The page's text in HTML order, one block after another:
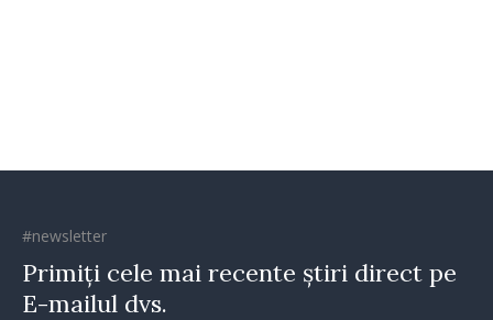
#newsletter
Primiți cele mai recente știri direct pe
E-mailul dvs.